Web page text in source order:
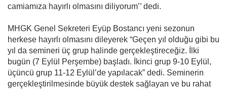
camiamıza hayırlı olmasını diliyorum’’ dedi.
MHGK Genel Sekreteri Eyüp Bostancı yeni sezonun
herkese hayırlı olmasını dileyerek “Geçen yıl olduğu gibi bu
yıl da semineri üç grup halinde gerçekleştireceğiz. İlki
bugün (7 Eylül Perşembe) başladı. İkinci grup 9-10 Eylül,
üçüncü grup 11-12 Eylül’de yapılacak” dedi. Seminerin
gerçekleştirilmesinde büyük destek sağlayan ve bu rahat